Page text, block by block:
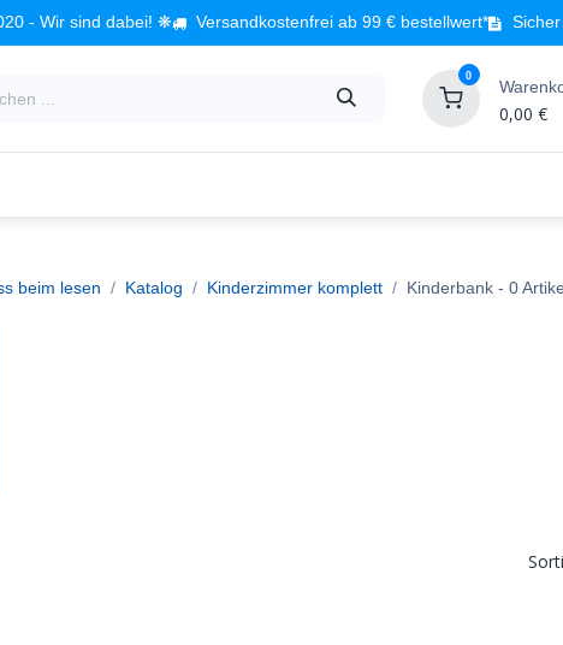
- Wir sind dabei! ❋ Versandkostenfrei ab 99 € bestellwert*
0
0,00 €
beim lesen Katalog Kinderzimmer komplett Kinderbank- 0